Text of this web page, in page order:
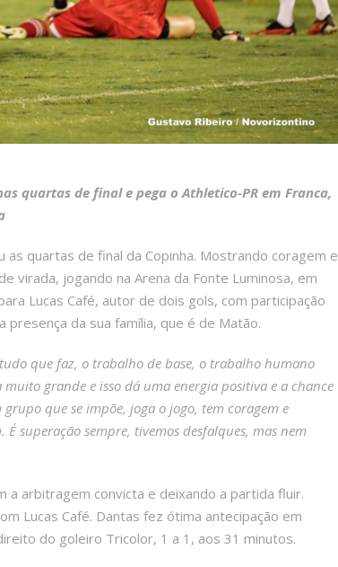
quartas de final e pega o Athletico-PR em Franca,
quartas de final da Copinha. Mostrando coragem e
virada, jogando na Arena da Fonte Luminosa, em
Lucas Café, autor de dois gols, com participação
da sua família, que é de Matão.
que faz, o trabalho de base, o trabalho humano
grande e isso dá uma energia positiva e a chance
grupo que se impõe, joga o jogo, tem coragem e
superação sempre, tivemos desfalques, mas nem
a arbitragem convicta e deixando a partida fluir.
Lucas Café. Dantas fez ótima antecipação em
do goleiro Tricolor, 1 a 1, aos 31 minutos.